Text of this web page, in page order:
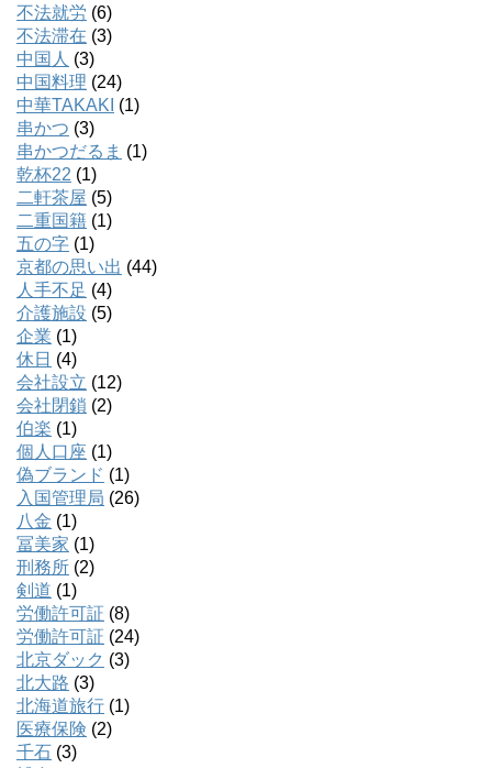
不法就労 (6)
不法滞在 (3)
中国人 (3)
中国料理 (24)
中華TAKAKI (1)
串かつ (3)
串かつだるま (1)
乾杯22 (1)
二軒茶屋 (5)
二重国籍 (1)
五の字 (1)
京都の思い出 (44)
人手不足 (4)
介護施設 (5)
企業 (1)
休日 (4)
会社設立 (12)
会社閉鎖 (2)
伯楽 (1)
個人口座 (1)
偽ブランド (1)
入国管理局 (26)
八金 (1)
冨美家 (1)
刑務所 (2)
剣道 (1)
労働許可証 (8)
労働許可証 (24)
北京ダック (3)
北大路 (3)
北海道旅行 (1)
医療保険 (2)
千石 (3)